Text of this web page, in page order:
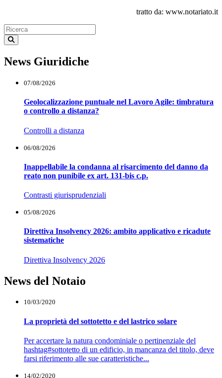
tratto da: www.notariato.it
News Giuridiche
07/08/2026
Geolocalizzazione puntuale nel Lavoro Agile: timbratura
o controllo a distanza?
Controlli a distanza
06/08/2026
Inappellabile la condanna al risarcimento del danno da
reato non punibile ex art. 131-bis c.p.
Contrasti giurisprudenziali
05/08/2026
Direttiva Insolvency 2026: ambito applicativo e ricadute
sistematiche
Direttiva Insolvency 2026
News del Notaio
10/03/2020
La proprietà del sottotetto e del lastrico solare
Per accertare la natura condominiale o pertinenziale del
hashtag#sottotetto di un edificio, in mancanza del titolo, deve
farsi riferimento alle sue caratteristiche...
14/02/2020